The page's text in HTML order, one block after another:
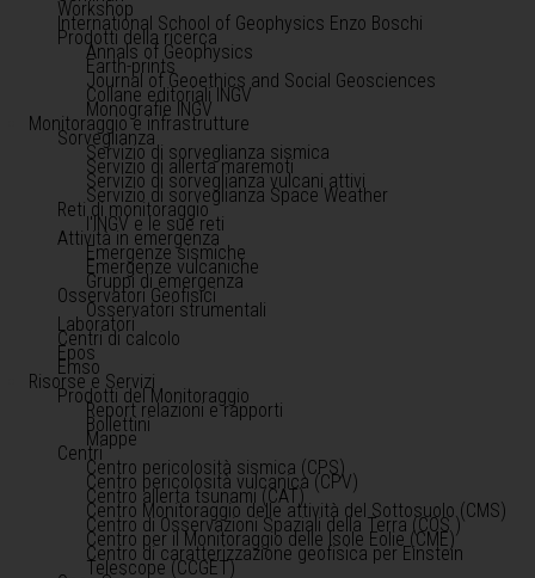
Workshop
International School of Geophysics Enzo Boschi
Prodotti della ricerca
Annals of Geophysics
Earth-prints
Journal of Geoethics and Social Geosciences
Collane editoriali INGV
Monografie INGV
Monitoraggio e infrastrutture
Sorveglianza
Servizio di sorveglianza sismica
Servizio di allerta maremoti
Servizio di sorveglianza vulcani attivi
Servizio di sorveglianza Space Weather
Reti di monitoraggio
l'INGV e le sue reti
Attività in emergenza
Emergenze sismiche
Emergenze vulcaniche
Gruppi di emergenza
Osservatori Geofisici
Osservatori strumentali
Laboratori
Centri di calcolo
Epos
Emso
Risorse e Servizi
Prodotti del Monitoraggio
Report relazioni e rapporti
Bollettini
Mappe
Centri
Centro pericolosità sismica (CPS)
Centro pericolosità vulcanica (CPV)
Centro allerta tsunami (CAT)
Centro Monitoraggio delle attività del Sottosuolo (CMS)
Centro di Osservazioni Spaziali della Terra (COS )
Centro per il Monitoraggio delle Isole Eolie (CME)
Centro di caratterizzazione geofisica per Einstein
Telescope (CCGET)